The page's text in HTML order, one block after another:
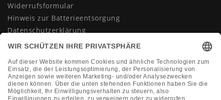
Widerrufsformular
Hinweis zur Batterieentsorgung
Datenschutzerklärung
AGB
Vertrag widerrufen
KONTAKT